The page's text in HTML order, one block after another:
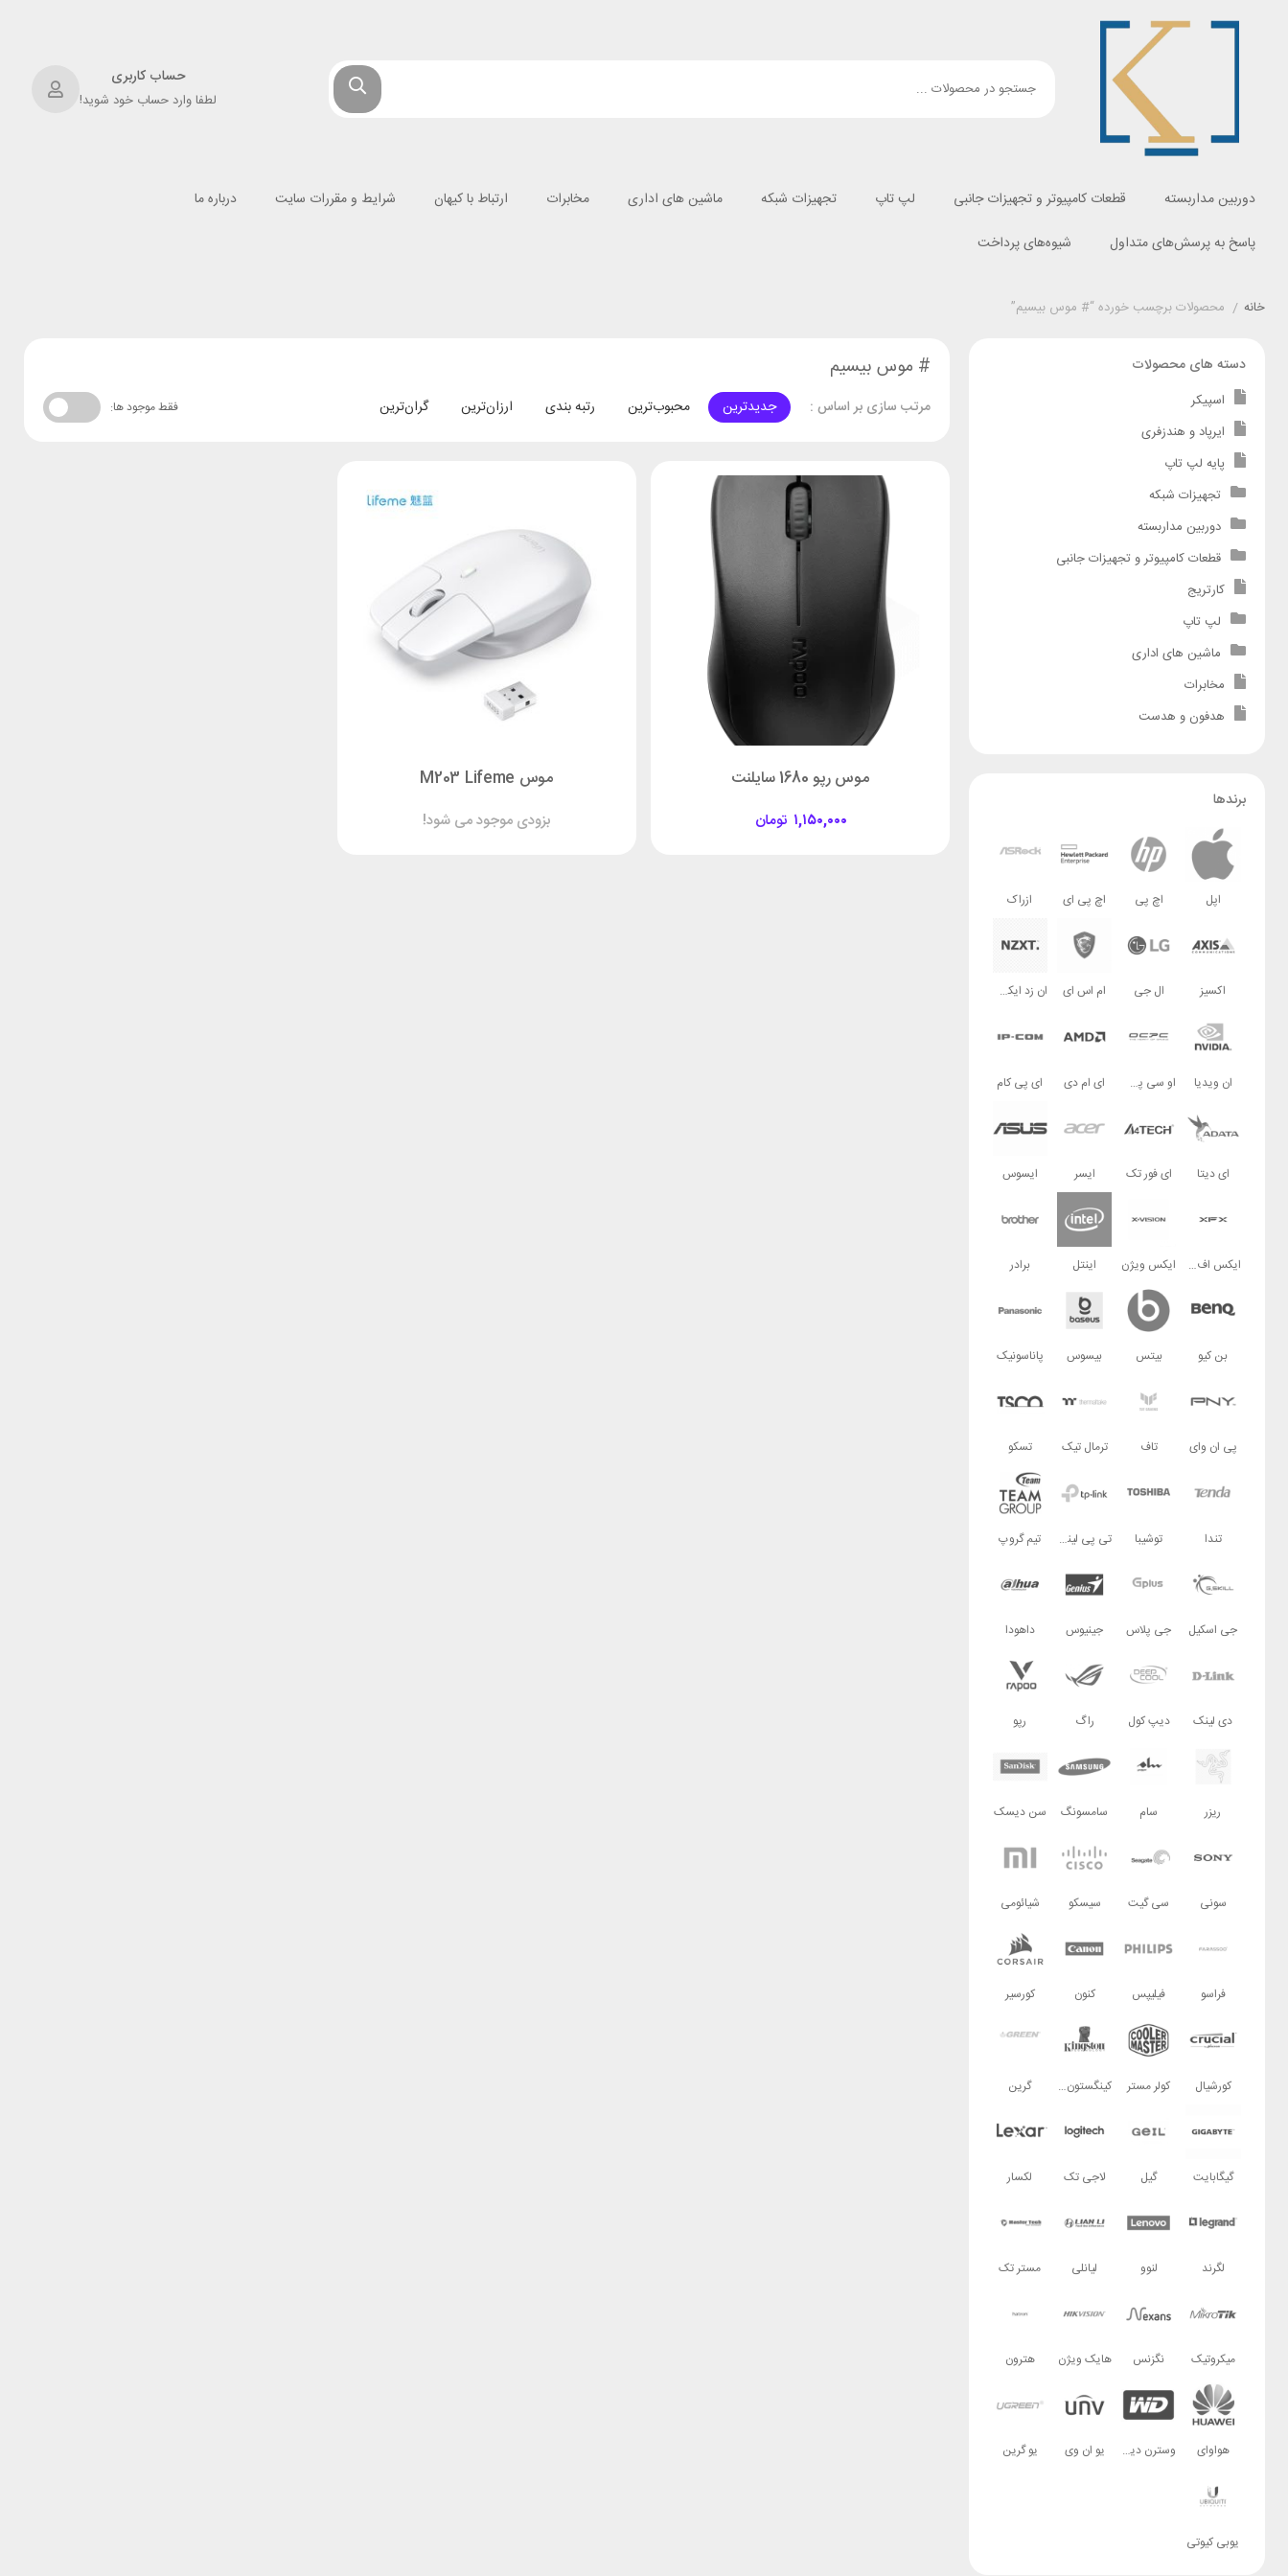
حساب کاربری
لطفا وارد حساب خود شوید!
دوربین مداربسته قطعات کامپیوتر و تجهیزات جانبی لپ تاپ تجهیزات شبکه ماشین های اداری مخابرات ارتباط با کیهان شرایط و مقررات سایت
درباره ما
پاسخ به پرسش‌های متداول
شیوه‌های پرداخت
خانه / محصولات برچسب خورده “# موس بیسیم”
# موس بیسیم
مرتب سازی بر اساس : جدیدترین محبوب‌ترین رتبه بندی ارزان‌ترین گران‌ترین فقط موجود ها:
موس رپو 1680 سایلنت
تومان ۱,۱۵۰,۰۰۰
موس M203 Lifeme
بزودی موجود می شود!
دسته های محصولات
اسپیکر
ایرپاد و هندزفری
پایه لپ تاپ
تجهیزات شبکه
دوربین مداربسته
قطعات کامپیوتر و تجهیزات جانبی
کارتریج
لپ تاپ
ماشین های اداری
مخابرات
هدفون و هدست
برندها
اپل اچ پی اچ پی ای ازراک
اکسیز ال جی ام اس ای ان زد ایکس تی
ان ویدیا او سی پی سی ای ام دی ای پی کام
ای دیتا ای فور تک ایسر ایسوس
ایکس اف ایکس ایکس ویژن اینتل برادر
بن کیو بیتس بیسوس پاناسونیک
پی ان وای تاف ترمال تیک تسکو
تندا توشیبا تی پی لینک تیم گروپ
جی اسکیل جی پلاس جینیوس داهودا
دی لینک دیپ کول راگ رپو
ریزر سام سامسونگ سن دیسک
سونی سی گیت سیسکو شیائومی
فراسو فیلیپس کنون کورسیر
کورشیال کولر مستر کینگستون تکنولوژی گرین
گیگابایت گیل لاجی تک لکسار
لگرند لنوو لیانلی مستر تک
میکروتیک نگزنس هایک ویژن هترون
هواوای وسترن دیجیتال یو ان وی یو گرین
یوبی کیوتی